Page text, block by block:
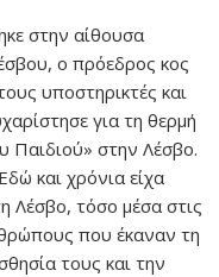
στην αίθουσα
ο πρόεδρος κος
υποστηρικτές και
για τη θερμή
Παιδιού» στην Λέσβο.
και χρόνια είχα
Λέσβο, τόσο μέσα στις
που έκαναν τη
τους και την